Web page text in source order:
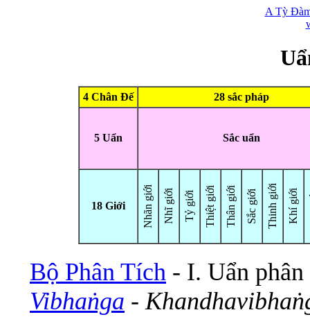
A Tỳ
4 Chân Đế 28 sắc pháp
5 Uẩn Sắc uẩn
18 Giới Nhãn giới Nhĩ giới Tỷ giới Thiệt giới Thân giới Sắc giới Thinh giới Khí giới
Bộ Phân Tích - I. Uẩn
Vibhaṅga -